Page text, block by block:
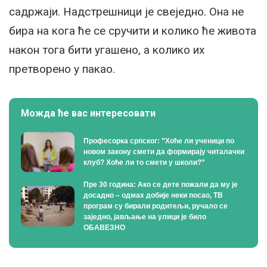
садржаји. Надстрешници је свеједно. Она не
бира на кога ће се сручити и колико ће живота
након тога бити угашено, а колико их
претворено у пакао.
Можда ће вас интересовати
Професорка српског: ”Хоће ли ученици по
новом закону смети да формирају читалачки
клуб? Хоће ли то смети у школи?”
Пре 30 година: Ако се дете пожали да му је
досадно – одмах добије неки посао, ТВ
програм су бирали родитељи, ручало се
заједно, јављање на улици је било
ОБАВЕЗНО